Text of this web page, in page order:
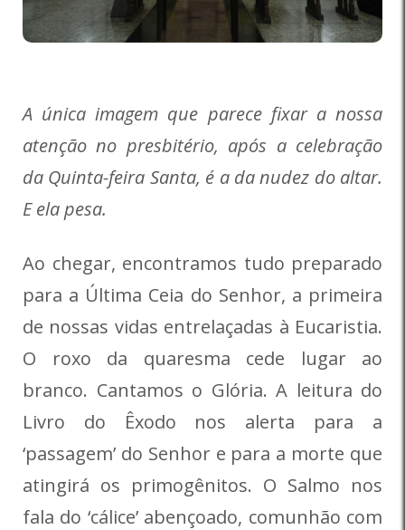
A única imagem que parece fixar a nossa
atenção no presbitério, após a celebração
da Quinta-feira Santa, é a da nudez do altar.
E ela pesa.
Ao chegar, encontramos tudo preparado
para a Última Ceia do Senhor, a primeira
de nossas vidas entrelaçadas à Eucaristia.
O roxo da quaresma cede lugar ao
branco. Cantamos o Glória. A leitura do
Livro do Êxodo nos alerta para a
‘passagem’ do Senhor e para a morte que
atingirá os primogênitos. O Salmo nos
fala do ‘cálice’ abençoado, comunhão com